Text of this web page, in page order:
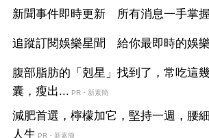
新聞事件即時更新 所有消息一手掌握
追蹤訂閱娛樂星聞 給你最即時的娛
腹部脂肪的「剋星」找到了，常吃這
囊，瘦出... PR・新素簡
減肥首選，檸檬加它，堅持一週，腰
人生 PR・新素簡